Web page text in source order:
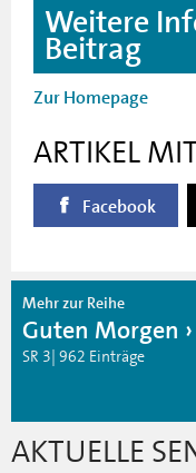
Weitere
Beitrag
Zur Homepage
ARTIKEL
Facebook
Mehr zur Reihe
Guten Morgen
SR 3| 962 Einträge
AKTUELLE